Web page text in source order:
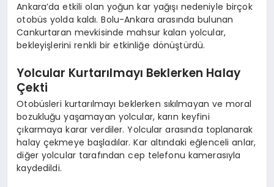
Ankara’da etkili olan yoğun kar yağışı nedeniyle birçok
otobüs yolda kaldı. Bolu-Ankara arasında bulunan
Cankurtaran mevkisinde mahsur kalan yolcular,
bekleyişlerini renkli bir etkinliğe dönüştürdü.
Yolcular Kurtarılmayı Beklerken Halay
Çekti
Otobüsleri kurtarılmayı beklerken sıkılmayan ve moral
bozukluğu yaşamayan yolcular, karın keyfini
çıkarmaya karar verdiler. Yolcular arasında toplanarak
halay çekmeye başladılar. Kar altındaki eğlenceli anlar,
diğer yolcular tarafından cep telefonu kamerasıyla
kaydedildi.